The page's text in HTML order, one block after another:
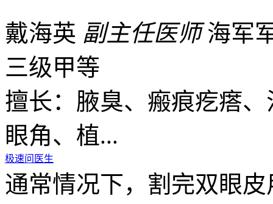
戴海英 副主任医师 海军
三级甲等
擅长：腋臭、瘢痕疙瘩
眼角、植...
极速问医生
通常情况下，割完双眼